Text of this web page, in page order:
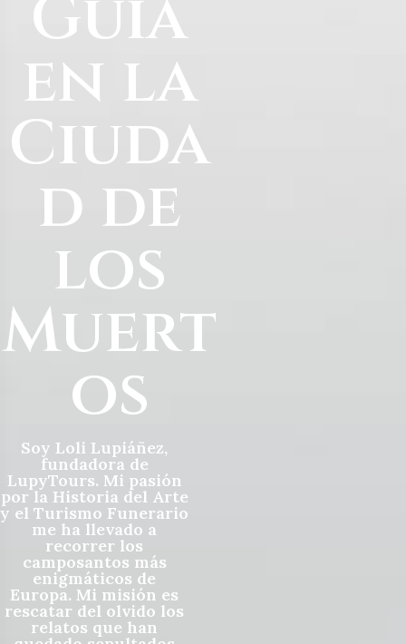
Guía
en la
Ciuda
d de
los
Muert
os
Soy Loli Lupiáñez,
fundadora de
LupyTours. Mi pasión
por la Historia del Arte
y el Turismo Funerario
me ha llevado a
recorrer los
camposantos más
enigmáticos de
Europa. Mi misión es
rescatar del olvido los
relatos que han